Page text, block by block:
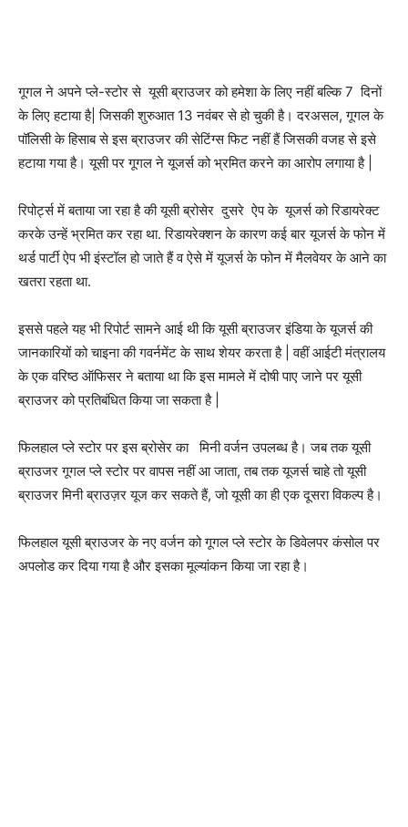
गूगल ने अपने प्ले-स्टोर से यूसी ब्राउजर को हमेशा के लिए नहीं बल्कि 7 दिनों
के लिए हटाया है| जिसकी शुरुआत 13 नवंबर से हो चुकी है। दरअसल, गूगल के
पॉलिसी के हिसाब से इस ब्राउजर की सेटिंग्स फिट नहीं हैं जिसकी वजह से इसे
हटाया गया है। यूसी पर गूगल ने यूजर्स को भ्रमित करने का आरोप लगाया है |
रिपोर्ट्स में बताया जा रहा है की यूसी ब्रोसेर दुसरे ऐप के यूजर्स को रिडायरेक्ट
करके उन्हें भ्रमित कर रहा था. रिडायरेक्शन के कारण कई बार यूजर्स के फोन में
थर्ड पार्टी ऐप भी इंस्टॉल हो जाते हैं व ऐसे में यूजर्स के फोन में मैलवेयर के आने का
खतरा रहता था.
इससे पहले यह भी रिपोर्ट सामने आई थी कि यूसी ब्राउजर इंडिया के यूजर्स की
जानकारियों को चाइना की गवर्नमेंट के साथ शेयर करता है | वहीं आईटी मंत्रालय
के एक वरिष्ठ ऑफिसर ने बताया था कि इस मामले में दोषी पाए जाने पर यूसी
ब्राउजर को प्रतिबंधित किया जा सकता है |
फिलहाल प्ले स्टोर पर इस ब्रोसेर का मिनी वर्जन उपलब्ध है। जब तक यूसी
ब्राउजर गूगल प्ले स्टोर पर वापस नहीं आ जाता, तब तक यूजर्स चाहे तो यूसी
ब्राउजर मिनी ब्राउज़र यूज कर सकते हैं, जो यूसी का ही एक दूसरा विकल्प है।
फिलहाल यूसी ब्राउजर के नए वर्जन को गूगल प्ले स्टोर के डिवेलपर कंसोल पर
अपलोड कर दिया गया है और इसका मूल्यांकन किया जा रहा है।